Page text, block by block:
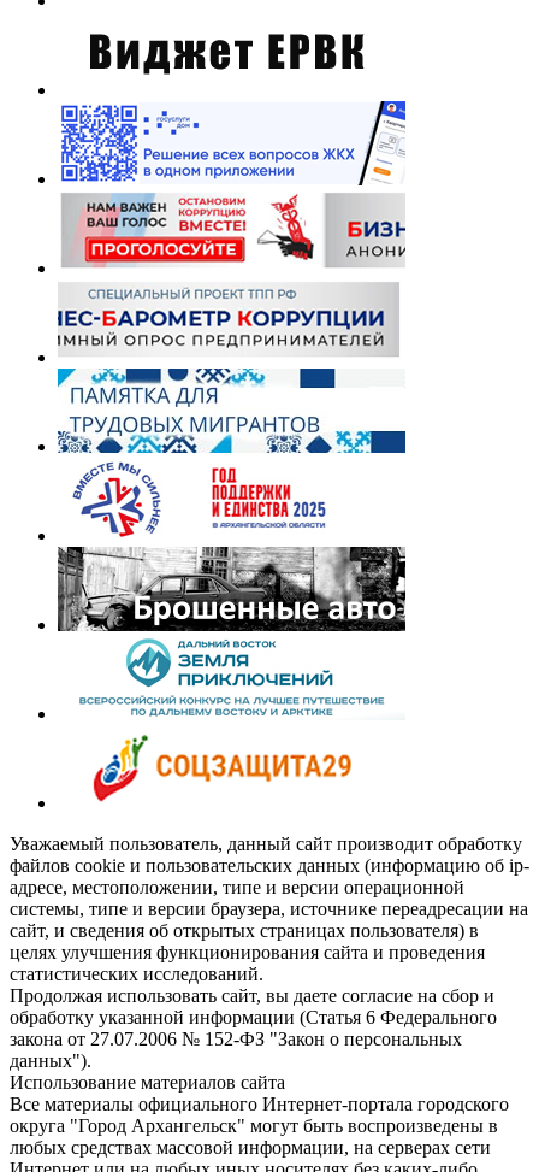
Уважаемый пользователь, данный сайт производит обработку
файлов cookie и пользовательских данных (информацию об ip-
адресе, местоположении, типе и версии операционной
системы, типе и версии браузера, источнике переадресации на
сайт, и сведения об открытых страницах пользователя) в
целях улучшения функционирования сайта и проведения
статистических исследований.
Продолжая использовать сайт, вы даете согласие на сбор и
обработку указанной информации (Статья 6 Федерального
закона от 27.07.2006 № 152-ФЗ "Закон о персональных
данных").
Использование материалов сайта
Все материалы официального Интернет-портала городского
округа "Город Архангельск" могут быть воспроизведены в
любых средствах массовой информации, на серверах сети